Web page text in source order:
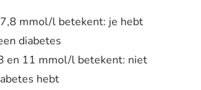
mmol/l betekent: je hebt
diabetes
en 11 mmol/l betekent: niet
hebt